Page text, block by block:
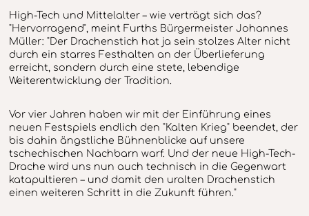
High-Tech und Mittelalter – wie verträgt sich das?
"Hervorragend", meint Furths Bürgermeister Johannes
Müller: "Der Drachenstich hat ja sein stolzes Alter nicht
durch ein starres Festhalten an der Überlieferung
erreicht, sondern durch eine stete, lebendige
Weiterentwicklung der Tradition.
Vor vier Jahren haben wir mit der Einführung eines
neuen Festspiels endlich den "Kalten Krieg" beendet, der
bis dahin ängstliche Bühnenblicke auf unsere
tschechischen Nachbarn warf. Und der neue High-Tech-
Drache wird uns nun auch technisch in die Gegenwart
katapultieren – und damit den uralten Drachenstich
einen weiteren Schritt in die Zukunft führen."